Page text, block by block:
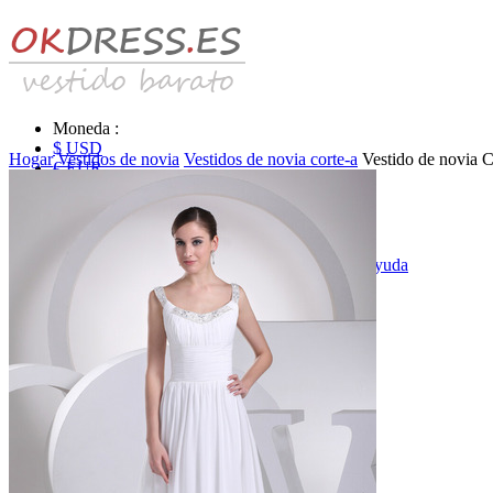
Moneda :
$ USD
€ EUR
Identificarse & Registrarse Obtener la contraseña Ayuda
Vestidos de novia
Vestido de novia liquidación y venta
Vestidos de novia vendimia
Hogar Vestidos de novia Vestidos de novia corte-a Vestido de novia